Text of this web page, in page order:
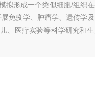
拟形成一个类似细胞/组织
免疫学、肿瘤学、遗传学
、医疗实验等科学研究和